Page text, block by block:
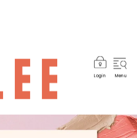
Login Menu